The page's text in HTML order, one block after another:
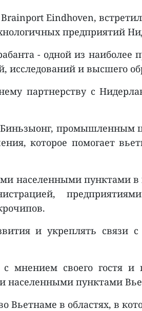
Eindhoven,
предприятий
- одной из
исследований и высшего
партнерству с
промышленным
которое помогает
населенными пунктами в
и укреплять связи
своего гостя и
населенными пунктами
Вьетнаме в областях, в